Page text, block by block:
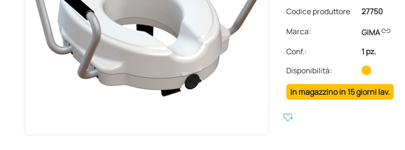
Codice produttore
27750
Marca:
GIMAlink
Conf.:
1 pz.
Disponibilità:
In magazzino in 15 giorni lav.
heart_plus